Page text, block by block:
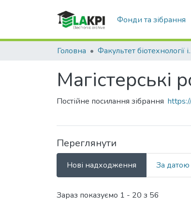
Фонди та зібрання
Головна Факультет
Магістерські
Постійне посилання зібрання
Переглянути
Нові надходження За датою
Нові надходження
Зараз показуємо 1 - 20 з 56